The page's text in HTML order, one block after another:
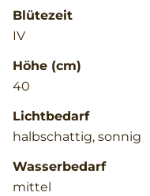
Blütezeit
IV
Höhe (cm)
40
Lichtbedarf
halbschattig, sonnig
Wasserbedarf
mittel